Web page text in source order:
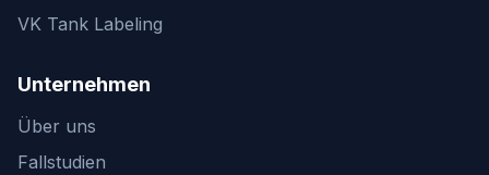
VK Tank Labeling
Unternehmen
Über uns
Fallstudien